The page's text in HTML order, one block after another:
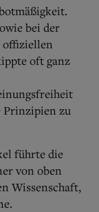
bei der
offiziellen
oft ganz
Prinzipien zu
führte die
von oben
Wissenschaft,